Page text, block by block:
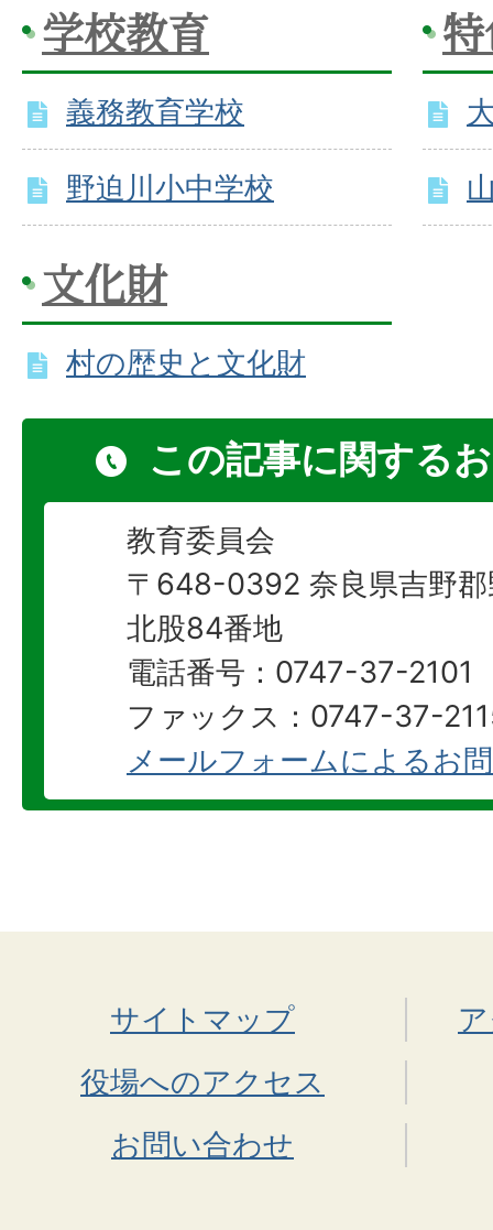
学校教育
義務教育学校
野迫川小中学校
文化財
村の歴史と文化財
この記事に関する
教育委員会
〒648-0392 奈良県吉野郡
北股84番地
電話番号：0747-37-2101
ファックス：0747-37-
メールフォームによるお
サイトマップ
役場へのアクセス
お問い合わせ